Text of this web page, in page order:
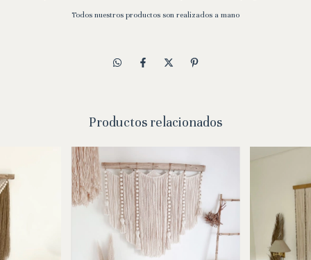
Todos nuestros productos son realizados a mano
Productos relacionados